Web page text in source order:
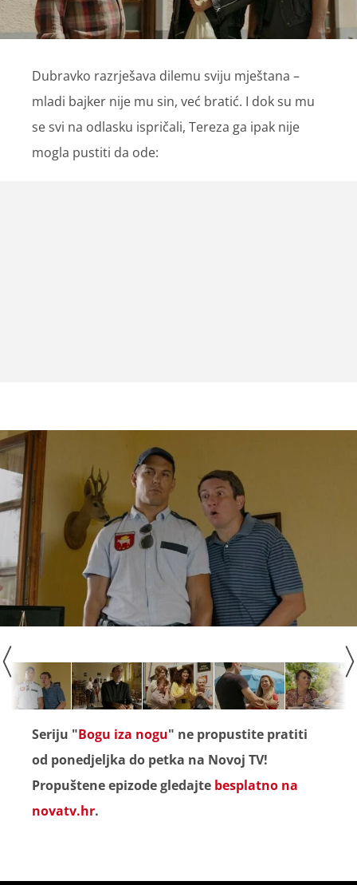
Dubravko razrješava dilemu sviju mještana –
mladi bajker nije mu sin, već bratić. I dok su mu
se svi na odlasku ispričali, Tereza ga ipak nije
mogla pustiti da ode:
Seriju "Bogu iza nogu" ne propustite pratiti
od ponedjeljka do petka na Novoj TV!
Propuštene epizode gledajte besplatno na
novatv.hr.